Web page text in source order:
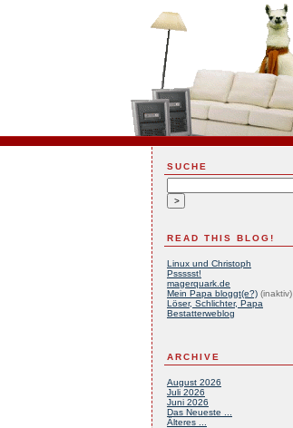
SUCHE
READ THIS BLOG!
Linux und Christoph
Pssssst!
magerquark.de
Mein Papa bloggt(e?) (inaktiv)
Löser, Schlichter, Papa
Bestatterweblog
ARCHIVE
August 2026
Juli 2026
Juni 2026
Das Neueste ...
Älteres ...